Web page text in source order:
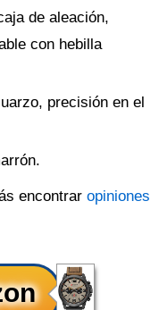
de aleación,
con hebilla
precisión en el
encontrar opiniones